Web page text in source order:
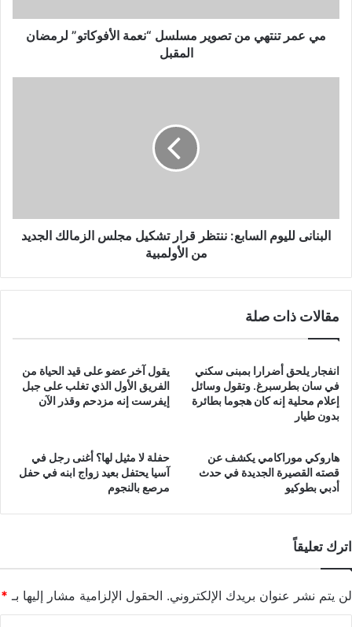
لرمضان
المقبل
مي عمر تنتهي من تصوير مسلسل “نعمة الأفوكاتو” لرمضان
المقبل
الجديد
من
البنانى لليوم السابع: ننتظر قرار تشكيل مجلس الزمالك الجديد
من الأولمبية
مقالات ذات صلة
انفجار يلحق أضرارا بمبنى سكني
في سان بطرسبرغ. وتقول وسائل
إعلام محلية إنه كان هجوما بطائرة
بدون طيار
يقول آخر عضو على قيد الحياة من
الفريق الأول الذي تغلب على جبل
إيفرست إنه مزدحم وقذر الآن
هاروكي موراكامي يكشف عن
قصته القصيرة الجديدة في حدث
أدبي بطوكيو
حفلة لا مثيل لها؟ أغنى رجل في
آسيا يحتفل بعيد زواج ابنه في حفل
مرصع بالنجوم
اترك تعليقاً
لن يتم نشر عنوان بريدك الإلكتروني. الحقول الإلزامية مشار إليها بـ *